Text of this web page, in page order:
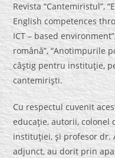
Revista “Cantemiristul”,
English competences
ICT – based
română”, “Anotimpurile
câştig pentru instituţie,
cantemirişti.
Cu respectul cuvenit
educaţie, autorii, colonel
instituţiei, şi profesor dr.
adjunct, au dorit prin